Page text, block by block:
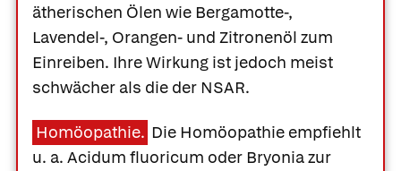
ätherischen Ölen wie Bergamotte-,
Lavendel-, Orangen- und Zitronenöl zum
Einreiben. Ihre Wirkung ist jedoch meist
schwächer als die der NSAR.
Homöopathie. Die Homöopathie empfiehlt
u. a. Acidum fluoricum oder Bryonia zur